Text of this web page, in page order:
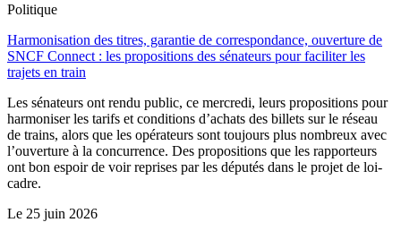
Politique
Harmonisation des titres, garantie de correspondance, ouverture de
SNCF Connect : les propositions des sénateurs pour faciliter les
trajets en train
Les sénateurs ont rendu public, ce mercredi, leurs propositions pour
harmoniser les tarifs et conditions d’achats des billets sur le réseau
de trains, alors que les opérateurs sont toujours plus nombreux avec
l’ouverture à la concurrence. Des propositions que les rapporteurs
ont bon espoir de voir reprises par les députés dans le projet de loi-
cadre.
Le 25 juin 2026